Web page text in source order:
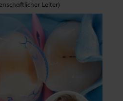
Leiter)